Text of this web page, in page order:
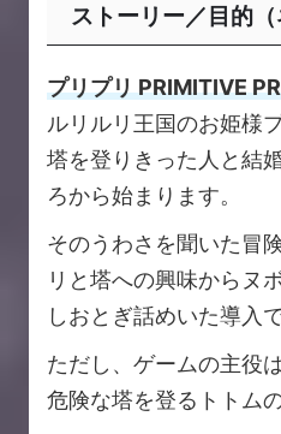
ストーリー／目的（
プリプリ PRIMITIVE
ルリルリ王国のお姫様
塔を登りきった人と結
ろから始まります。
そのうわさを聞いた冒
リと塔への興味からヌ
しおとぎ話めいた導入で
ただし、ゲームの主役
危険な塔を登るトトム